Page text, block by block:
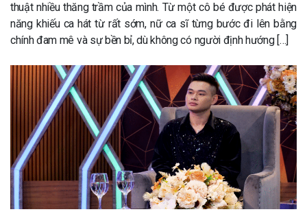
thuật nhiều thăng trầm của mình. Từ một cô bé được phát hiện
năng khiếu ca hát từ rất sớm, nữ ca sĩ từng bước đi lên bằng
chính đam mê và sự bền bỉ, dù không có người định hướng […]